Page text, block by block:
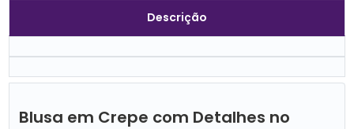
Descrição
Blusa em Crepe com Detalhes no